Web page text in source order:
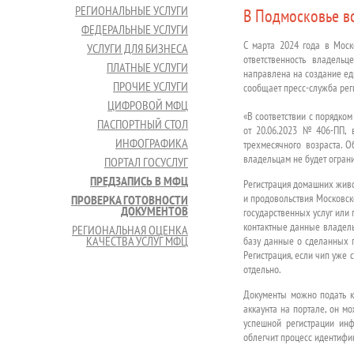
РЕГИОНАЛЬНЫЕ УСЛУГИ
ФЕДЕРАЛЬНЫЕ УСЛУГИ
УСЛУГИ ДЛЯ БИЗНЕСА
ПЛАТНЫЕ УСЛУГИ
ПРОЧИЕ УСЛУГИ
ЦИФРОВОЙ МФЦ
ПАСПОРТНЫЙ СТОЛ
ИНФОГРАФИКА
ПОРТАЛ ГОСУСЛУГ
ПРЕДЗАПИСЬ В МФЦ
ПРОВЕРКА ГОТОВНОСТИ
ДОКУМЕНТОВ
РЕГИОНАЛЬНАЯ ОЦЕНКА
КАЧЕСТВА УСЛУГ МФЦ
В Подмосковье
С марта 2024 года в
ответственность
направлена на создание
сообщает пресс-служба
«В соответствии с
от 20.06.2023 № 406-ПП,
трехмесячного возраста.
владельцам не будет
Регистрация домашних
и продовольствия
государственных услуг
контактные данные
базу данные о сделанных
Регистрация, если чип уже
отдельно.
Документы можно подать
аккаунта на портале, он
успешной регистрации
облегчит процесс